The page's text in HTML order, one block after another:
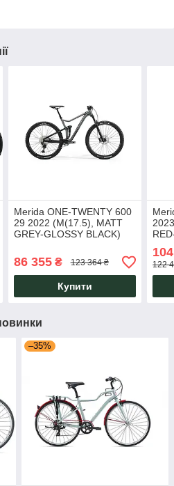
Merida ONE-TWENTY 600
29 2022 (M(17.5), MATT
GREY-GLOSSY BLACK)
86 355₴ 123 364 ₴
Купити
122
–35%